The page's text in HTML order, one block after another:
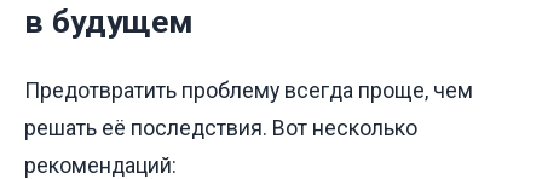
в будущем
Предотвратить проблему всегда проще, чем
решать её последствия. Вот несколько
рекомендаций: